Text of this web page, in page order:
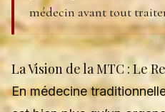
médecin avant tout
La Vision de la MTC : Le
En médecine